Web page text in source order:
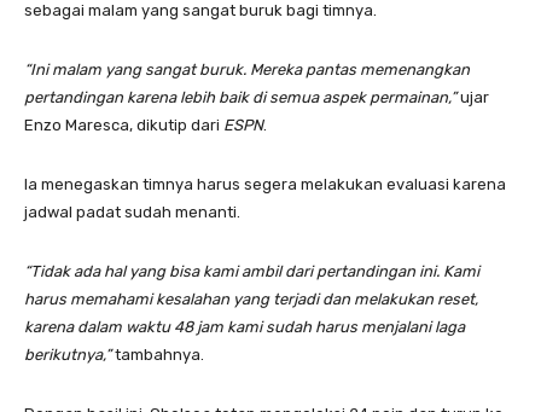
sebagai malam yang sangat buruk bagi timnya.
“Ini malam yang sangat buruk. Mereka pantas memenangkan
pertandingan karena lebih baik di semua aspek permainan,”ujar
Enzo Maresca, dikutip dari ESPN.
Ia menegaskan timnya harus segera melakukan evaluasi karena
jadwal padat sudah menanti.
“Tidak ada hal yang bisa kami ambil dari pertandingan ini. Kami
harus memahami kesalahan yang terjadi dan melakukan reset,
karena dalam waktu 48 jam kami sudah harus menjalani laga
berikutnya,”tambahnya.